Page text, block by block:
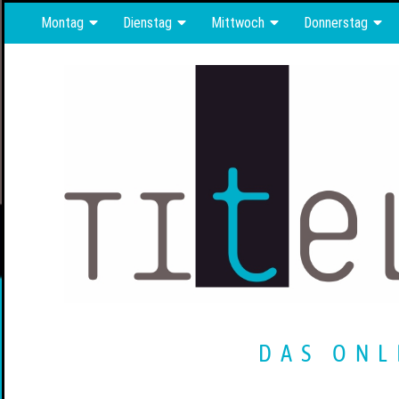
Montag Dienstag Mittwoch Donnerstag
DAS